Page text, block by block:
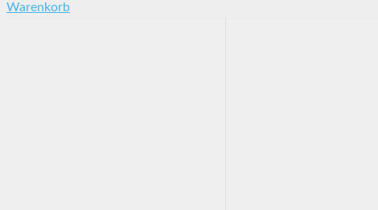
Warenkorb